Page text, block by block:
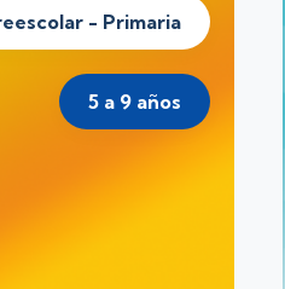
- Primaria
5 a 9 años